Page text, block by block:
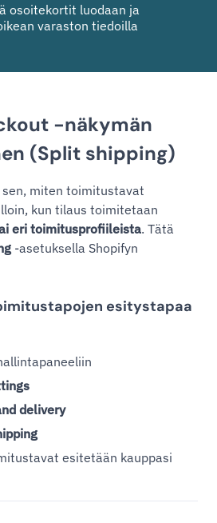
osoitekortit luodaan ja
varaston tiedoilla
-näkymän
(Split shipping)
miten toimitustavat
kun tilaus toimitetaan
eri toimitusprofiileista. Tätä
-asetuksella Shopifyn
esitystapaa
delivery
esitetään kauppasi